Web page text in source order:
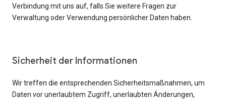
Verbindung mit uns auf, falls Sie weitere Fragen zur
Verwaltung oder Verwendung persönlicher Daten haben.
Sicherheit der Informationen
Wir treffen die entsprechenden Sicherheitsmaßnahmen, um
Daten vor unerlaubtem Zugriff, unerlaubten Änderungen,